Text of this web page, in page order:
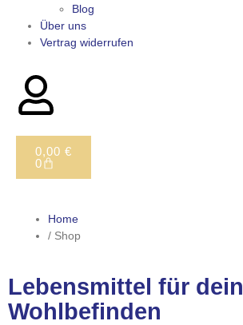
Blog
Über uns
Vertrag widerrufen
0,00 €
0
Home
/ Shop
Lebensmittel für dein
Wohlbefinden